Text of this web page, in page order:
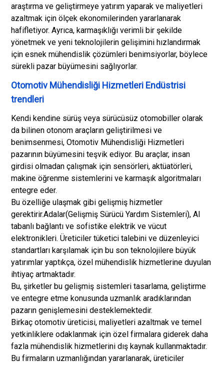
araştırma ve geliştirmeye yatırım yaparak ve maliyetleri
azaltmak için ölçek ekonomilerinden yararlanarak
hafifletiyor. Ayrıca, karmaşıklığı verimli bir şekilde
yönetmek ve yeni teknolojilerin gelişimini hızlandırmak
için esnek mühendislik çözümleri benimsiyorlar, böylece
sürekli pazar büyümesini sağlıyorlar.
Otomotiv Mühendisliği Hizmetleri Endüstrisi
trendleri
Kendi kendine sürüş veya sürücüsüz otomobiller olarak
da bilinen otonom araçların geliştirilmesi ve
benimsenmesi, Otomotiv Mühendisliği Hizmetleri
pazarının büyümesini teşvik ediyor. Bu araçlar, insan
girdisi olmadan çalışmak için sensörleri, aktüatörleri,
makine öğrenme sistemlerini ve karmaşık algoritmaları
entegre eder.
Bu özelliğe ulaşmak gibi gelişmiş hizmetler
gerektirir.Adalar(Gelişmiş Sürücü Yardım Sistemleri), AI
tabanlı bağlantı ve sofistike elektrik ve vücut
elektronikleri. Üreticiler tüketici talebini ve düzenleyici
standartları karşılamak için bu son teknolojilere büyük
yatırımlar yaptıkça, özel mühendislik hizmetlerine duyulan
ihtiyaç artmaktadır.
Bu, şirketler bu gelişmiş sistemleri tasarlama, geliştirme
ve entegre etme konusunda uzmanlık aradıklarından
pazarın genişlemesini desteklemektedir.
Birkaç otomotiv üreticisi, maliyetleri azaltmak ve temel
yetkinliklere odaklanmak için özel firmalara giderek daha
fazla mühendislik hizmetlerini dış kaynak kullanmaktadır.
Bu firmaların uzmanlığından yararlanarak, üreticiler